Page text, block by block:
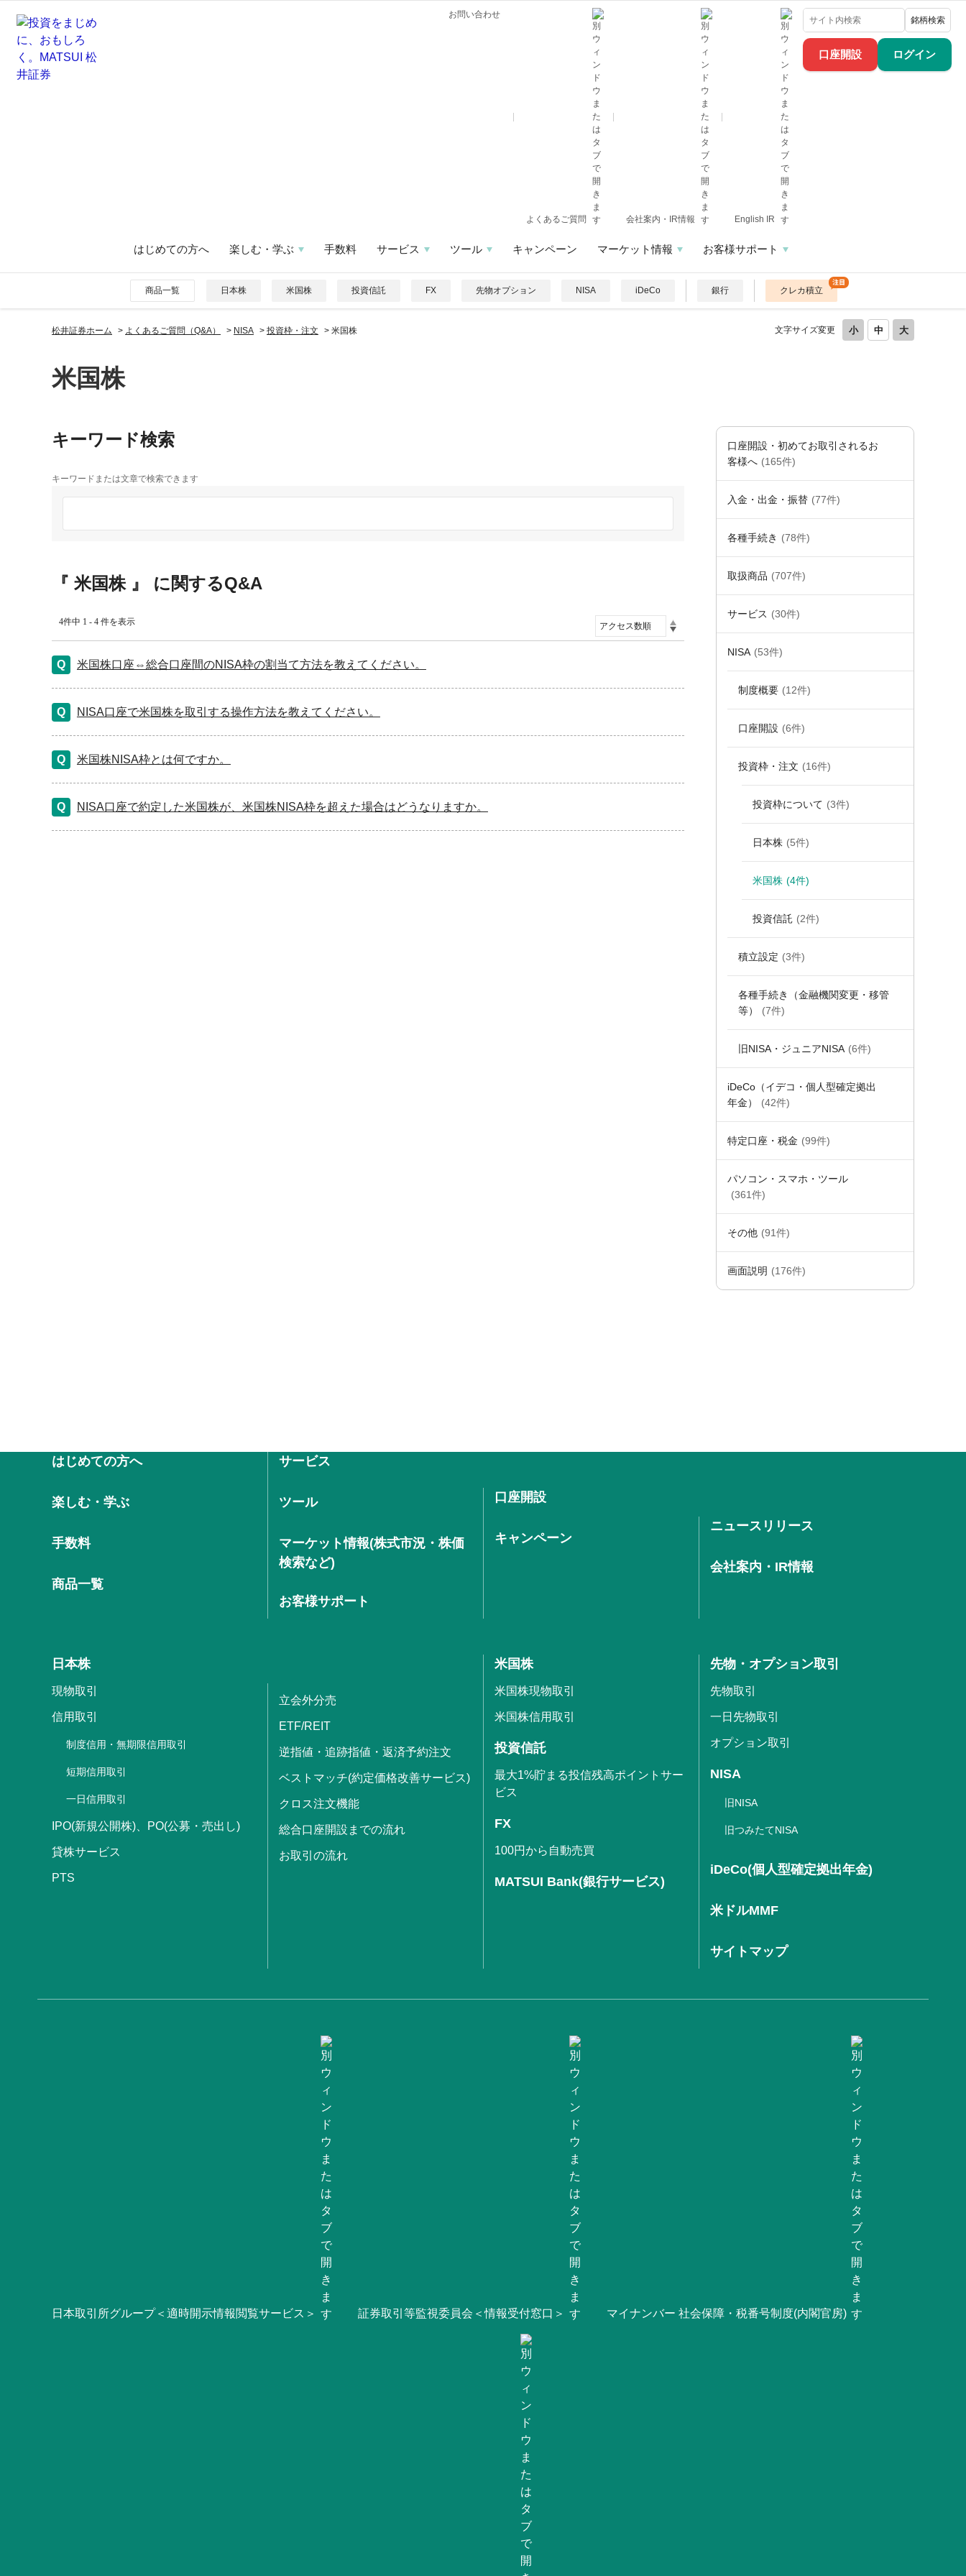
口座開設 ログイン
お問い合わせ
よくあるご質問 会社案内・IR情報 English IR
銘柄検索
はじめての方へ 楽しむ・学ぶ 手数料 サービス ツール キャンペーン マーケット情報 お客様サポート
商品一覧 日本株 米国株 投資信託 FX 先物オプション NISA iDeCo 銀行 クレカ積立
文字サイズ変更
松井証券ホーム > よくあるご質問（Q&A） > NISA > 投資枠・注文 > 米国株
米国株
口座開設・初めてお取引されるお
客様へ (165件)
入金・出金・振替 (77件)
各種手続き (78件)
取扱商品 (707件)
サービス (30件)
NISA (53件)
制度概要 (12件)
口座開設 (6件)
投資枠・注文 (16件)
投資枠について (3件)
日本株 (5件)
米国株 (4件)
投資信託 (2件)
積立設定 (3件)
各種手続き（金融機関変更・移管
等）
(7件)
旧NISA・ジュニアNISA (6件)
iDeCo（イデコ・個人型確定拠出
年金）
(42件)
特定口座・税金 (99件)
パソコン・スマホ・ツール
(361件)
その他 (91件)
画面説明 (176件)
キーワード検索
キーワードまたは文章で検索できます
『 米国株 』 に関するQ&A
4件中 1 - 4 件を表示
米国株口座⇔総合口座間のNISA枠の割当て方法を教えてください。
NISA口座で米国株を取引する操作方法を教えてください。
米国株NISA枠とは何ですか。
NISA口座で約定した米国株が、米国株NISA枠を超えた場合はどうなりますか。
はじめての方へ
楽しむ・学ぶ
手数料
商品一覧
サービス
ツール
マーケット情報(株式市況・株価
検索など)
お客様サポート
口座開設
キャンペーン
ニュースリリース
会社案内・IR情報
日本株
現物取引
信用取引
制度信用・無期限信用取引
短期信用取引
一日信用取引
IPO(新規公開株)、PO(公募・売出し)
貸株サービス
PTS
立会外分売
ETF/REIT
逆指値・追跡指値・返済予約注文
ベストマッチ(約定価格改善サービス)
クロス注文機能
総合口座開設までの流れ
お取引の流れ
米国株
米国株現物取引
米国株信用取引
投資信託
最大1%貯まる投信残高ポイントサー
ビス
FX
100円から自動売買
MATSUI Bank(銀行サービス)
先物・オプション取引
先物取引
一日先物取引
オプション取引
NISA
旧NISA
旧つみたてNISA
iDeCo(個人型確定拠出年金)
米ドルMMF
サイトマップ
日本取引所グループ＜適時開示情報閲覧サービス＞ 証券取引等監視委員会＜情報受付窓口＞ マイナンバー 社会保障・税番号制度(内閣官房)